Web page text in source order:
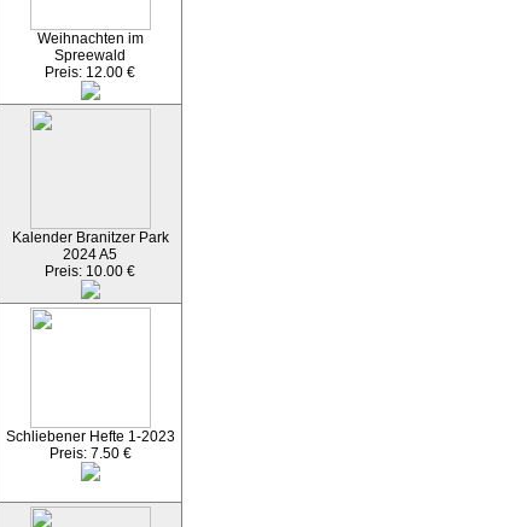
Weihnachten im
Spreewald
Preis: 12.00 €
Kalender Branitzer Park
2024 A5
Preis: 10.00 €
Schliebener Hefte 1-2023
Preis: 7.50 €